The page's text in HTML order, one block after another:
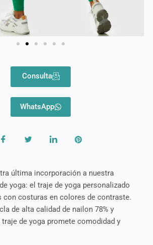
Consulta
WhatsApp
última incorporación a nuestra
yoga: el traje de yoga personalizado
con costuras en colores de contraste.
de alta calidad de nailon 78% y
traje de yoga promete comodidad y